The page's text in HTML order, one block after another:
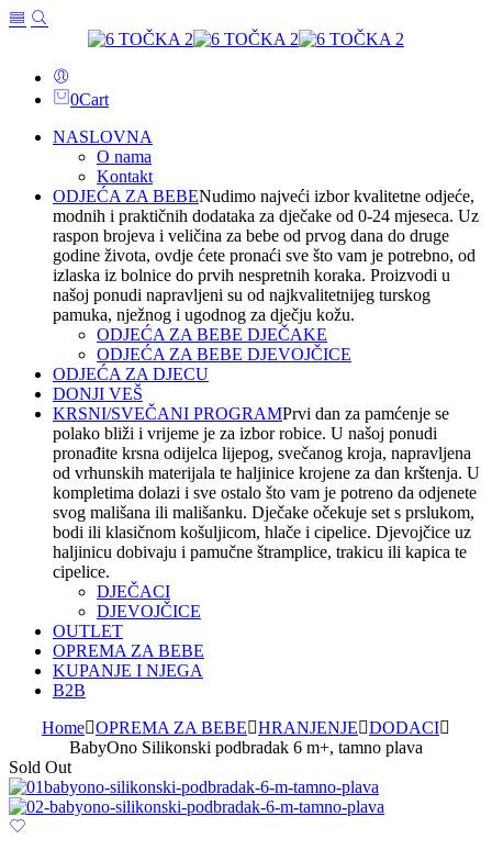
0Cart
NASLOVNA
O nama
Kontakt
ODJEĆA ZA BEBENudimo najveći izbor kvalitetne odjeće,
modnih i praktičnih dodataka za dječake od 0-24 mjeseca. Uz
raspon brojeva i veličina za bebe od prvog dana do druge
godine života, ovdje ćete pronaći sve što vam je potrebno, od
izlaska iz bolnice do prvih nespretnih koraka. Proizvodi u
našoj ponudi napravljeni su od najkvalitetnijeg turskog
pamuka, nježnog i ugodnog za dječju kožu.
ODJEĆA ZA BEBE DJEČAKE
ODJEĆA ZA BEBE DJEVOJČICE
ODJEĆA ZA DJECU
DONJI VEŠ
KRSNI/SVEČANI PROGRAMPrvi dan za pamćenje se
polako bliži i vrijeme je za izbor robice. U našoj ponudi
pronađite krsna odijelca lijepog, svečanog kroja, napravljena
od vrhunskih materijala te haljinice krojene za dan krštenja. U
kompletima dolazi i sve ostalo što vam je potreno da odjenete
svog mališana ili mališanku. Dječake očekuje set s prslukom,
bodi ili klasičnom košuljicom, hlače i cipelice. Djevojčice uz
haljinicu dobivaju i pamučne štramplice, trakicu ili kapica te
cipelice.
DJEČACI
DJEVOJČICE
OUTLET
OPREMA ZA BEBE
KUPANJE I NJEGA
B2B
Home OPREMA ZA BEBE HRANJENJE
DODACI
BabyOno Silikonski podbradak 6 m+, tamno plava
Sold Out